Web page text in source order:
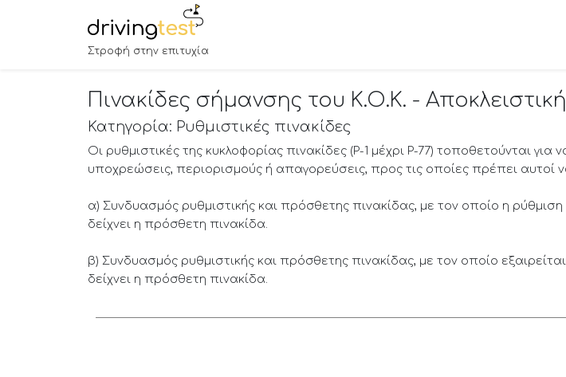
Στροφή στην επιτυχία
Πινακίδες σήμανσης του Κ.Ο.Κ. -
Κατηγορία: Ρυθμιστικές πινακίδες
Οι ρυθμιστικές της κυκλοφορίας πινακίδες (Ρ-1 μέχρι Ρ-77) τοποθετούνται
υποχρεώσεις, περιορισμούς ή απαγορεύσεις, προς τις οποίες πρέπει αυτοί
α) Συνδυασμός ρυθμιστικής και πρόσθετης πινακίδας, με τον οποίο η
δείχνει η πρόσθετη πινακίδα.
β) Συνδυασμός ρυθμιστικής και πρόσθετης πινακίδας, με τον οποίο
δείχνει η πρόσθετη πινακίδα.